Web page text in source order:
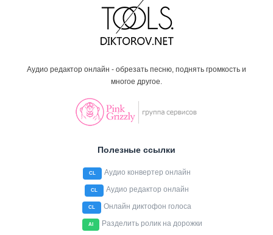
Аудио редактор онлайн - обрезать песню, поднять громкость и
многое другое.
Полезные ссылки
CL Аудио конвертер онлайн
CL Аудио редактор онлайн
CL Онлайн диктофон голоса
AI Разделить ролик на дорожки